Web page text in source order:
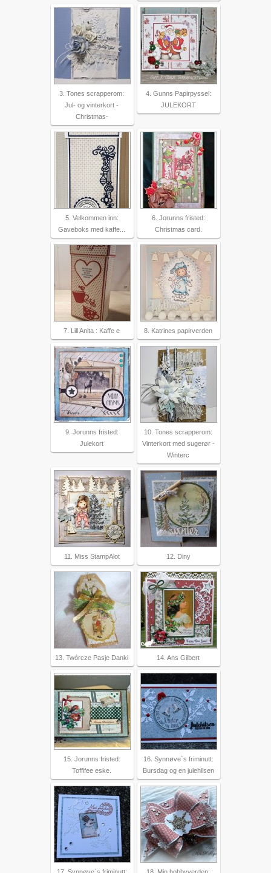
3. Tones scrapperom:
Jul- og vinterkort -
Christmas-
4. Gunns Papirpyssel:
JULEKORT
5. Velkommen inn:
Gaveboks med kaffe...
6. Jorunns fristed:
Christmas card.
7. Lill Anita : Kaffe e 8. Katrines papirverden
9. Jorunns fristed:
Julekort
10. Tones scrapperom:
Vinterkort med sugerør -
Winterc
11. Miss StampAlot 12. Diny
13. Twórcze Pasje Danki 14. Ans Gilbert
15. Jorunns fristed:
Toffifee eske.
16. Synnøve`s friminutt:
Bursdag og en julehilsen